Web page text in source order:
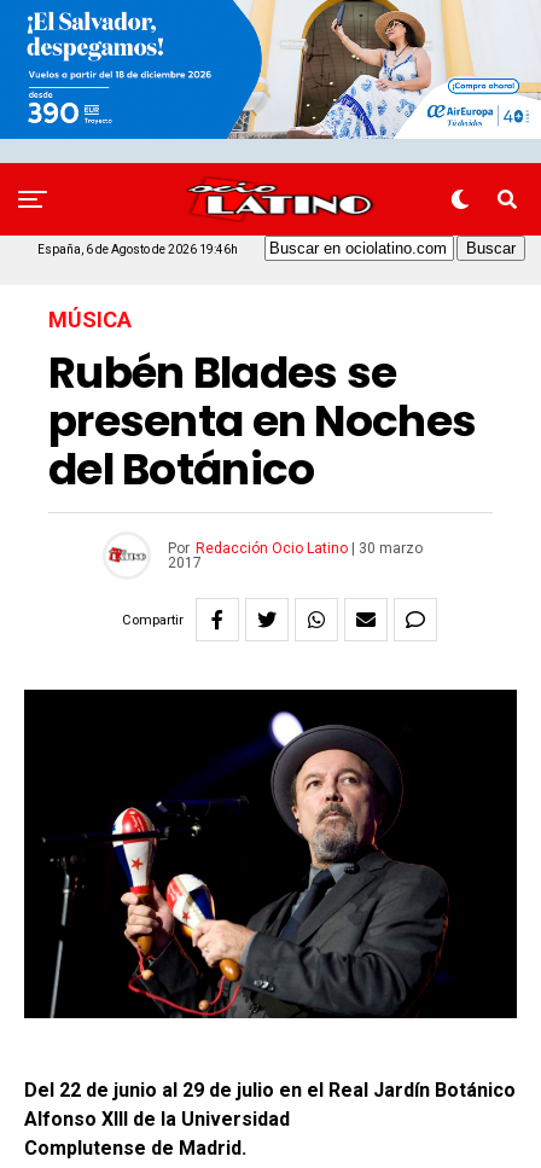
España, 6 de Agosto de 2026 19:46h
MÚSICA
Rubén Blades se
presenta en Noches
del Botánico
Por Redacción Ocio Latino
30 marzo
2017
Compartir
Del 22 de junio al 29 de julio en el Real Jardín Botánico
Alfonso XIII de la Universidad
Complutense de Madrid.